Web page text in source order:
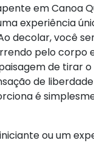
em Canoa
experiência
decolar, você
pelo corpo
de tirar
de
é
ou um